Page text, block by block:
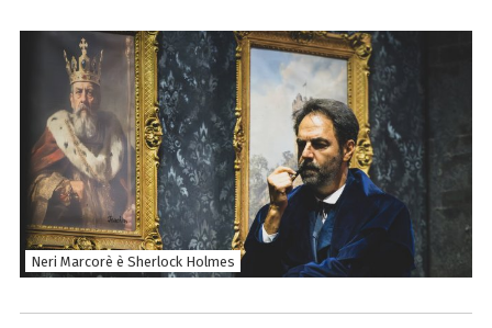
Neri Marcorè è Sherlock Holmes